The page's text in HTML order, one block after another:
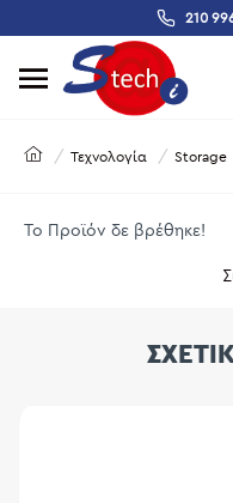
210
Τεχνολογία Storage
Το Προϊόν δε βρέθηκε!